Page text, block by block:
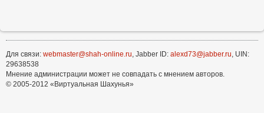
Для связи: webmaster@shah-online.ru, Jabber ID: alexd73@jabber.ru, UIN:
29638538
Мнение администрации может не совпадать с мнением авторов.
© 2005-2012 «Виртуальная Шахунья»